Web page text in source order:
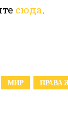
сюда.
МИР ПРАВА